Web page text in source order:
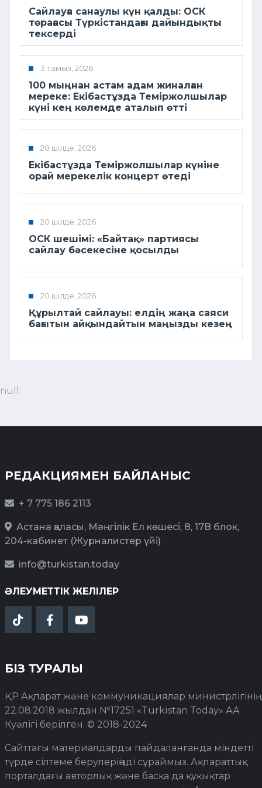
Сайлауға санаулы күн қалды: ОСК
төрағасы Түркістандағы дайындықты
тексерді
3 тамыз, 2026
100 мыңнан астам адам жиналған
мереке: Екібастұзда Теміржолшылар
күні кең көлемде аталып өтті
28 шілде, 2026
Екібастұзда Теміржолшылар күніне
орай мерекелік концерт өтеді
20 шілде, 2026
ОСК шешімі: «Байтақ» партиясы
сайлау бәсекесіне қосылды
20 шілде, 2026
Құрылтай сайлауы: елдің жаңа саяси
бағытын айқындайтын маңызды кезең
null
РЕДАКЦИЯМЕН БАЙЛАНЫС
+ 7 775 186 2113
Астана қаласы, Мәңгілік Ел көшесі, 8, 17В блок,
204-кабинет (Журналистер үйі)
info@turkistan.today
ӘЛЕУМЕТТІК ЖЕЛІЛЕР
БІЗ ТУРАЛЫ
ҚР Ақпарат және коммуникациялар министрлігінің
22.08.2018 жылдан №17251 «Turkistan Today» АА
Куәлігі берілген. © 2018-2024
Сайттағы материалдарды пайдаланғанда міндетті
түрде сілтеме берулеріңізді сұраймыз. Ақпараттық
порталдағы авторлық және басқа да құқықтар